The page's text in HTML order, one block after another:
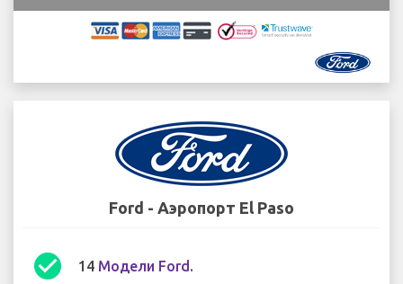
Ford - Аэропорт El Paso
check_circle 14 Модели Ford.